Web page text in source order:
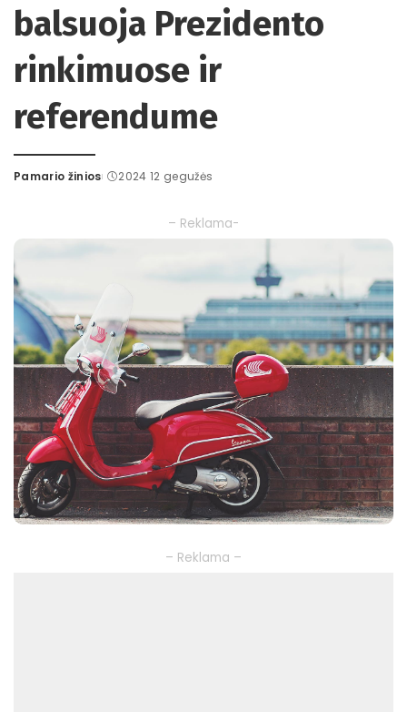
balsuoja Prezidento
rinkimuose ir
referendume
Posted
Pamario žinios 2024 12 gegužės
– Reklama-
– Reklama –